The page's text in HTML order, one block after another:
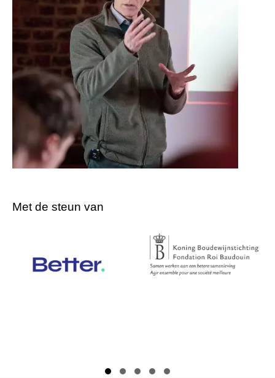
Met de steun van